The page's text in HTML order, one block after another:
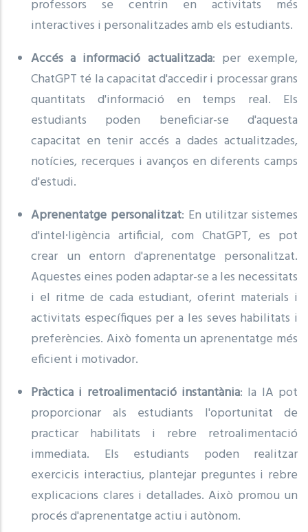
professors se centrin en activitats més
interactives i personalitzades amb els estudiants.
Accés a informació actualitzada: per exemple,
ChatGPT té la capacitat d'accedir i processar grans
quantitats d'informació en temps real. Els
estudiants poden beneficiar-se d'aquesta
capacitat en tenir accés a dades actualitzades,
notícies, recerques i avanços en diferents camps
d'estudi.
Aprenentatge personalitzat: En utilitzar sistemes
d'intel·ligència artificial, com ChatGPT, es pot
crear un entorn d'aprenentatge personalitzat.
Aquestes eines poden adaptar-se a les necessitats
i el ritme de cada estudiant, oferint materials i
activitats específiques per a les seves habilitats i
preferències. Això fomenta un aprenentatge més
eficient i motivador.
Pràctica i retroalimentació instantània: la IA pot
proporcionar als estudiants l'oportunitat de
practicar habilitats i rebre retroalimentació
immediata. Els estudiants poden realitzar
exercicis interactius, plantejar preguntes i rebre
explicacions clares i detallades. Això promou un
procés d'aprenentatge actiu i autònom.